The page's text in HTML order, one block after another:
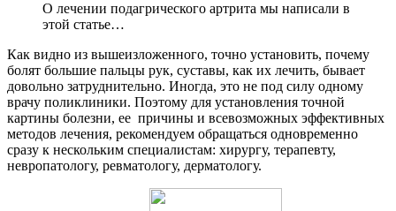
О лечении подагрического артрита мы написали в
этой статье…
Как видно из вышеизложенного, точно установить, почему
болят большие пальцы рук, суставы, как их лечить, бывает
довольно затруднительно. Иногда, это не под силу одному
врачу поликлиники. Поэтому для установления точной
картины болезни, ее причины и всевозможных эффективных
методов лечения, рекомендуем обращаться одновременно
сразу к нескольким специалистам: хирургу, терапевту,
невропатологу, ревматологу, дерматологу.